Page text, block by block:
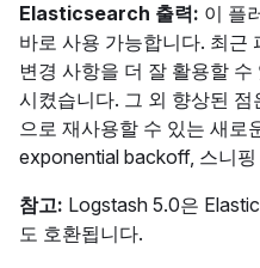
Elasticsearch 출력: 이 플
바로 사용 가능합니다. 최근
변경 사항을 더 잘 활용할
시켰습니다. 그 외 향상된
으로 재사용할 수 있는 새로
exponential backoff, 스니
참고: Logstash 5.0은
도 호환됩니다.